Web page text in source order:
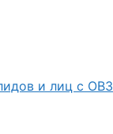
и лиц с ОВЗ